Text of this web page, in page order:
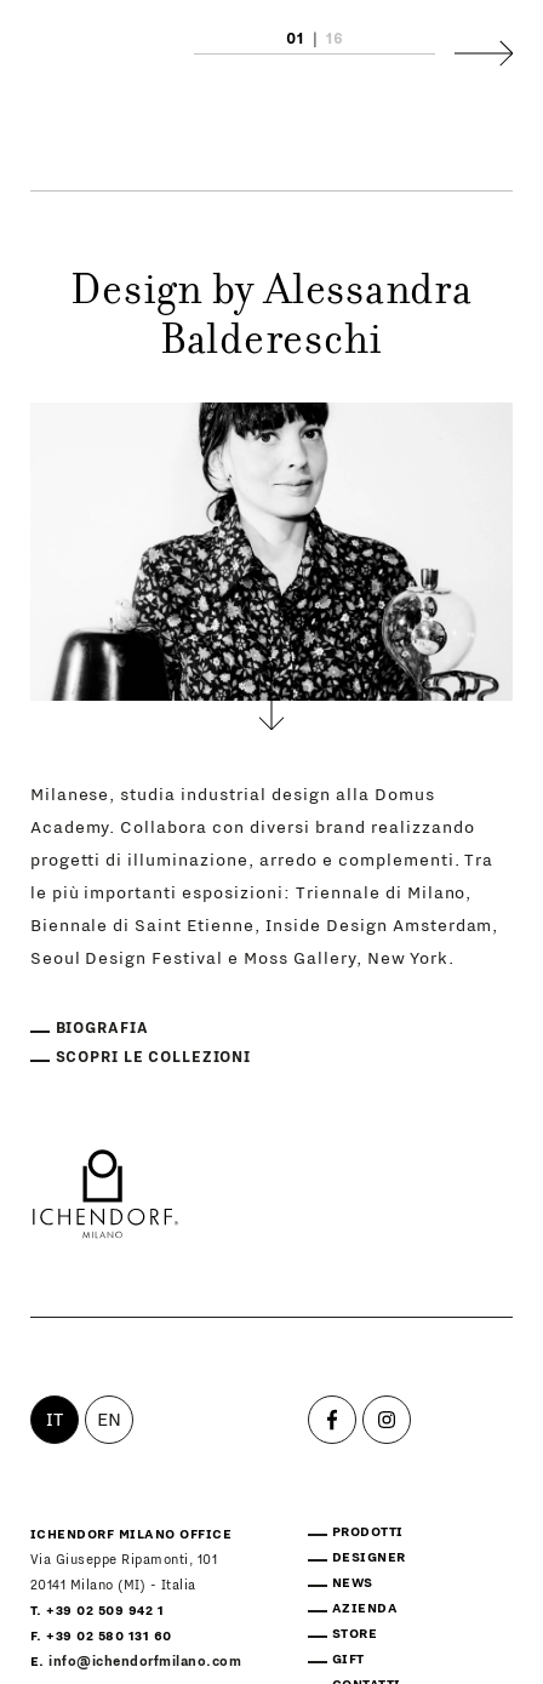
MENU
AZIENDA
01 | 16
Design by Alessandra
Baldereschi
Milanese, studia industrial design alla Domus
Academy. Collabora con diversi brand realizzando
progetti di illuminazione, arredo e complementi. Tra
le più importanti esposizioni: Triennale di Milano,
Biennale di Saint Etienne, Inside Design Amsterdam,
Seoul Design Festival e Moss Gallery, New York.
BIOGRAFIA
SCOPRI LE COLLEZIONI
IT EN
ICHENDORF MILANO OFFICE
Via Giuseppe Ripamonti, 101
20141 Milano (MI) - Italia
T. +39 02 509 942 1
F. +39 02 580 131 60
E.info@ichendorfmilano.com
PRODOTTI
DESIGNER
NEWS
AZIENDA
STORE
GIFT